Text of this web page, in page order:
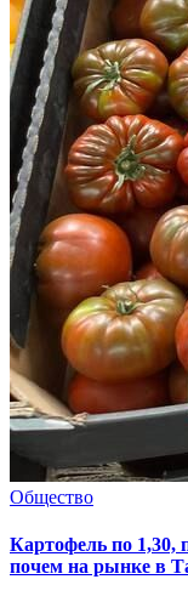
Общество
Картофель по
почем на рынке в